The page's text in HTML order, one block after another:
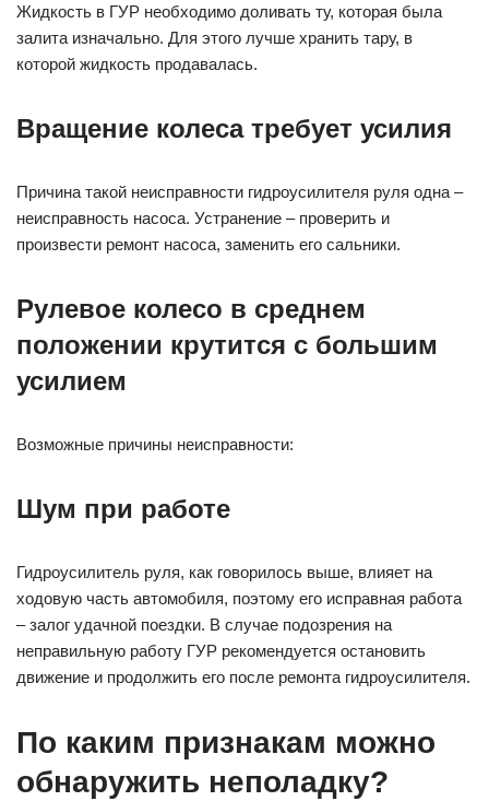
Жидкость в ГУР необходимо доливать ту, которая была
залита изначально. Для этого лучше хранить тару, в
которой жидкость продавалась.
Вращение колеса требует усилия
Причина такой неисправности гидроусилителя руля одна –
неисправность насоса. Устранение – проверить и
произвести ремонт насоса, заменить его сальники.
Рулевое колесо в среднем
положении крутится с большим
усилием
Возможные причины неисправности:
Шум при работе
Гидроусилитель руля, как говорилось выше, влияет на
ходовую часть автомобиля, поэтому его исправная работа
– залог удачной поездки. В случае подозрения на
неправильную работу ГУР рекомендуется остановить
движение и продолжить его после ремонта гидроусилителя.
По каким признакам можно
обнаружить неполадку?